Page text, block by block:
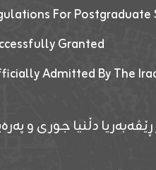
For Postgraduate
Granted
Admitted By The
دڵنیا جوری و